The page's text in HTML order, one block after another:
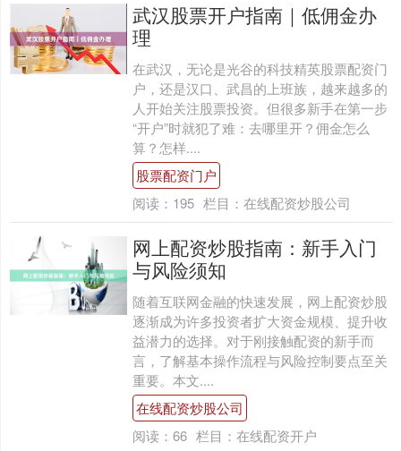
武汉股票开户指南｜低佣金办
理
在武汉，无论是光谷的科技精英股票配资门
户，还是汉口、武昌的上班族，越来越多的
人开始关注股票投资。但很多新手在第一步
“开户”时就犯了难：去哪里开？佣金怎么
算？怎样....
股票配资门户
阅读： 195 栏目： 在线配资炒股公司
网上配资炒股指南：新手入门
与风险须知
随着互联网金融的快速发展，网上配资炒股
逐渐成为许多投资者扩大资金规模、提升收
益潜力的选择。对于刚接触配资的新手而
言，了解基本操作流程与风险控制要点至关
重要。本文....
在线配资炒股公司
阅读： 66 栏目： 在线配资开户